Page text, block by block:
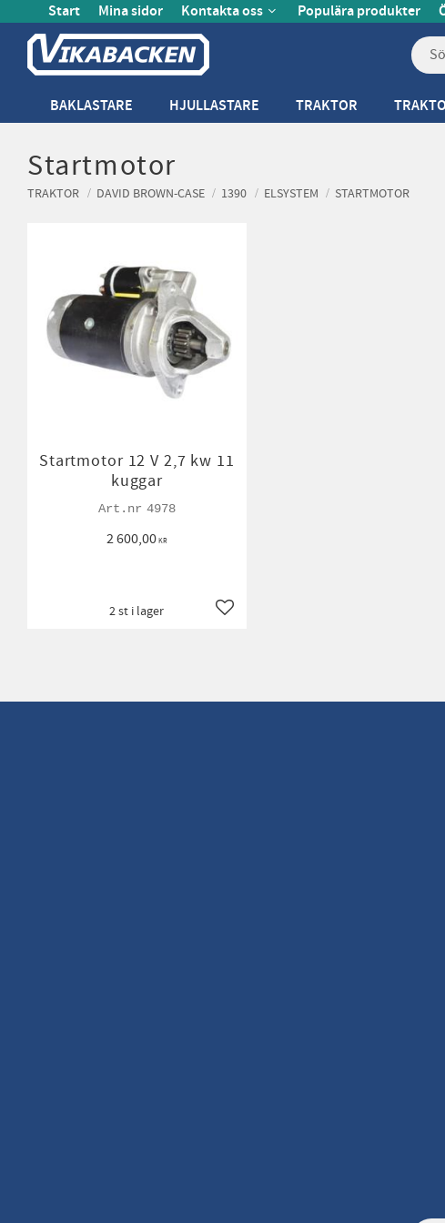
Start Mina sidor Kontakta oss Populära produkter
BAKLASTARE HJULLASTARE TRAKTOR
Startmotor
TRAKTOR DAVID BROWN-CASE 1390 ELSYSTEM STARTMOTOR
Startmotor 12 V 2,7 kw 11
kuggar
4978
2 600,00KR
Lägg till i favoriter
2 st i lager